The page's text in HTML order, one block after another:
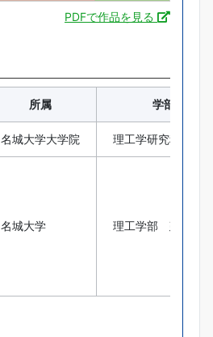
PDFで作品を見る
所属 学部・学科
名城大学大学院 理工学研究科 建
名城大学 理工学部 建築学